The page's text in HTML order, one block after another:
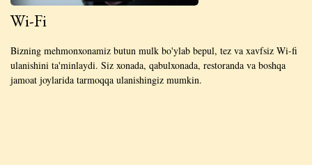
Wi-Fi
Bizning mehmonxonamiz butun mulk bo'ylab bepul, tez va xavfsiz Wi-fi
ulanishini ta'minlaydi. Siz xonada, qabulxonada, restoranda va boshqa
jamoat joylarida tarmoqqa ulanishingiz mumkin.